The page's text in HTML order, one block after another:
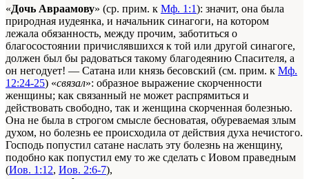
«Дочь Авраамову» (ср. прим. к Мф. 1:1): значит, она была
природная иудеянка, и начальник синагоги, на котором
лежала обязанность, между прочим, заботиться о
благосостоянии причислявшихся к той или другой синагоге,
должен был бы радоваться такому благодеянию Спасителя, а
он негодует! — Сатана или князь бесовский (см. прим. к Мф.
12:24-25) «связал»: образное выражение скорченности
женщины; как связанный не может распрямиться и
действовать свободно, так и женщина скорченная болезнью.
Она не была в строгом смысле бесноватая, обуреваемая злым
духом, но болезнь ее происходила от действия духа нечистого.
Господь попустил сатане наслать эту болезнь на женщину,
подобно как попустил ему то же сделать с Иовом праведным
(Иов. 1:12, Иов. 2:6-7),